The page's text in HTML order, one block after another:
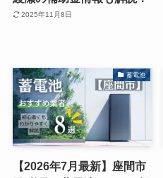
2025年11月8日
蓄電池
【2026年7月最新】座間市